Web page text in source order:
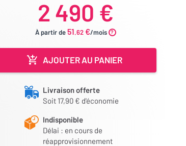
2 490 €
À partir de51.62€/mois
AJOUTER AU PANIER
Livraison offerte
Soit 17,90 € d'économie
Indisponible
Délai : en cours de
réapprovisionnement